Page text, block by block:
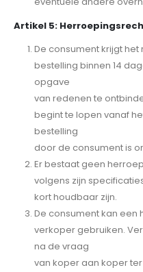
Artikel 5:
De consument krijgt
bestelling binnen 14
opgave
van redenen te
begint te lopen vanaf
bestelling
door de consument is
Er bestaat geen
volgens zijn
kort houdbaar zijn.
De consument kan een
verkoper gebruiken.
na de vraag
van koper aan koper